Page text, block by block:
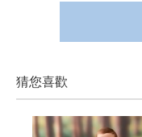
猜您喜歡